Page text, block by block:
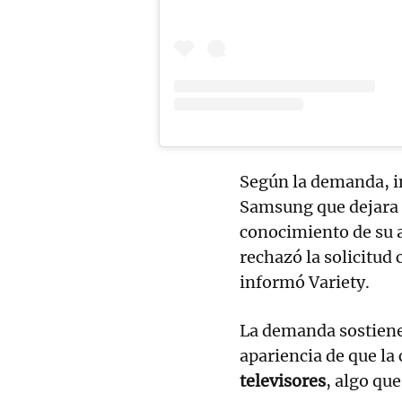
Según la demanda,
Samsung que
conocimiento de su
rechazó la solicitud
informó Variety.
La demanda
apariencia de que
televisores, algo